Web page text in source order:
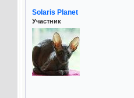
Solaris Planet
Участник